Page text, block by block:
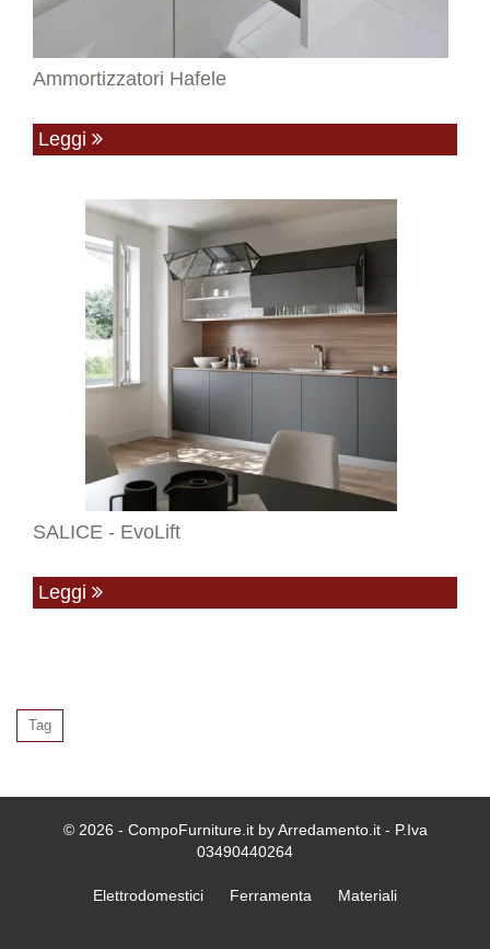
Ammortizzatori Hafele
Leggi
SALICE - EvoLift
Leggi
Tag
© 2026 - CompoFurniture.it by Arredamento.it - P.Iva
03490440264
Elettrodomestici Ferramenta Materiali